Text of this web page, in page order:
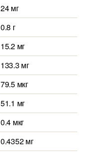
24 мг
0.8 г
15.2 мг
133.3 мг
79.5 мкг
51.1 мг
0.4 мкг
0.4352 мг